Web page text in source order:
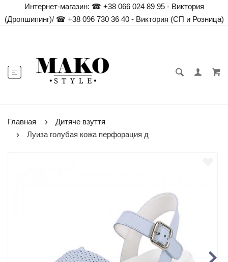
Интернет-магазин: ☎ +38 066 024 89 95 - Виктория
(Дропшипинг)/☎ +38 096 730 36 40 - Виктория (СП и Розница)
Главная
Дитяче взуття
Луиза голубая кожа перфорация д